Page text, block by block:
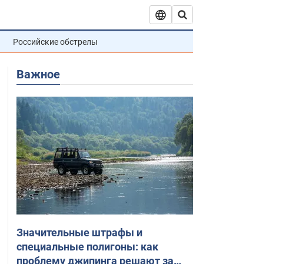
Российские обстрелы
Важное
Значительные штрафы и
специальные полигоны: как
проблему джипинга решают за